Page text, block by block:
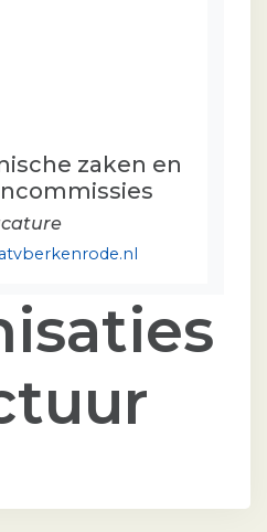
zaken en